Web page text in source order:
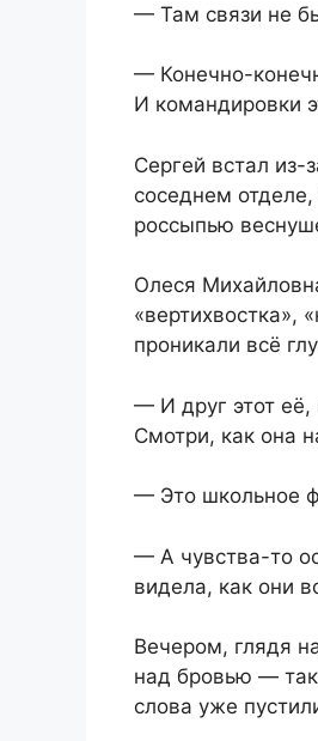
— Там связи не
— Конечно-
И командировки
Сергей встал из-
соседнем
россыпью
Олеся
«вертихвостка»,
проникали всё
— И друг этот
Смотри, как она
— Это школьное
— А чувства-то
видела, как они
Вечером, глядя
над бровью —
слова уже